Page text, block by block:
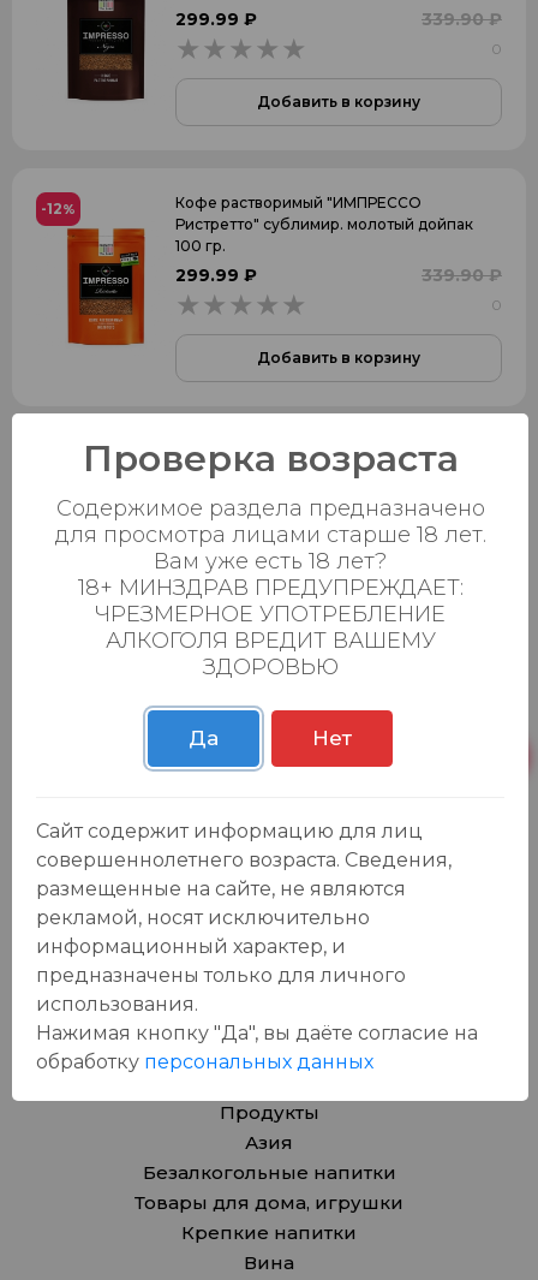
299.99 ₽ 339.90 ₽
0
Добавить в корзину
-12%
Кофе растворимый "ИМПРЕССО
Ристретто" сублимир. молотый дойпак
100 гр.
299.99 ₽ 339.90 ₽
0
Добавить в корзину
Соус "Кухмастер" Аджика 200гр. дой-
69.99 ₽
0
Добавить в корзину
1 2 3 4
Каталог
Продукты
Азия
Безалкогольные напитки
Товары для дома, игрушки
Крепкие напитки
Вина
Проверка возраста
Содержимое раздела предназначено
для просмотра лицами старше 18 лет.
Вам уже есть 18 лет?
18+ МИНЗДРАВ ПРЕДУПРЕЖДАЕТ:
ЧРЕЗМЕРНОЕ УПОТРЕБЛЕНИЕ
АЛКОГОЛЯ ВРЕДИТ ВАШЕМУ
ЗДОРОВЬЮ
Да Нет
Сайт содержит информацию для лиц
совершеннолетнего возраста. Сведения,
размещенные на сайте, не являются
рекламой, носят исключительно
информационный характер, и
предназначены только для личного
использования.
Нажимая кнопку "Да", вы даёте cогласие на
обработку персональных данных